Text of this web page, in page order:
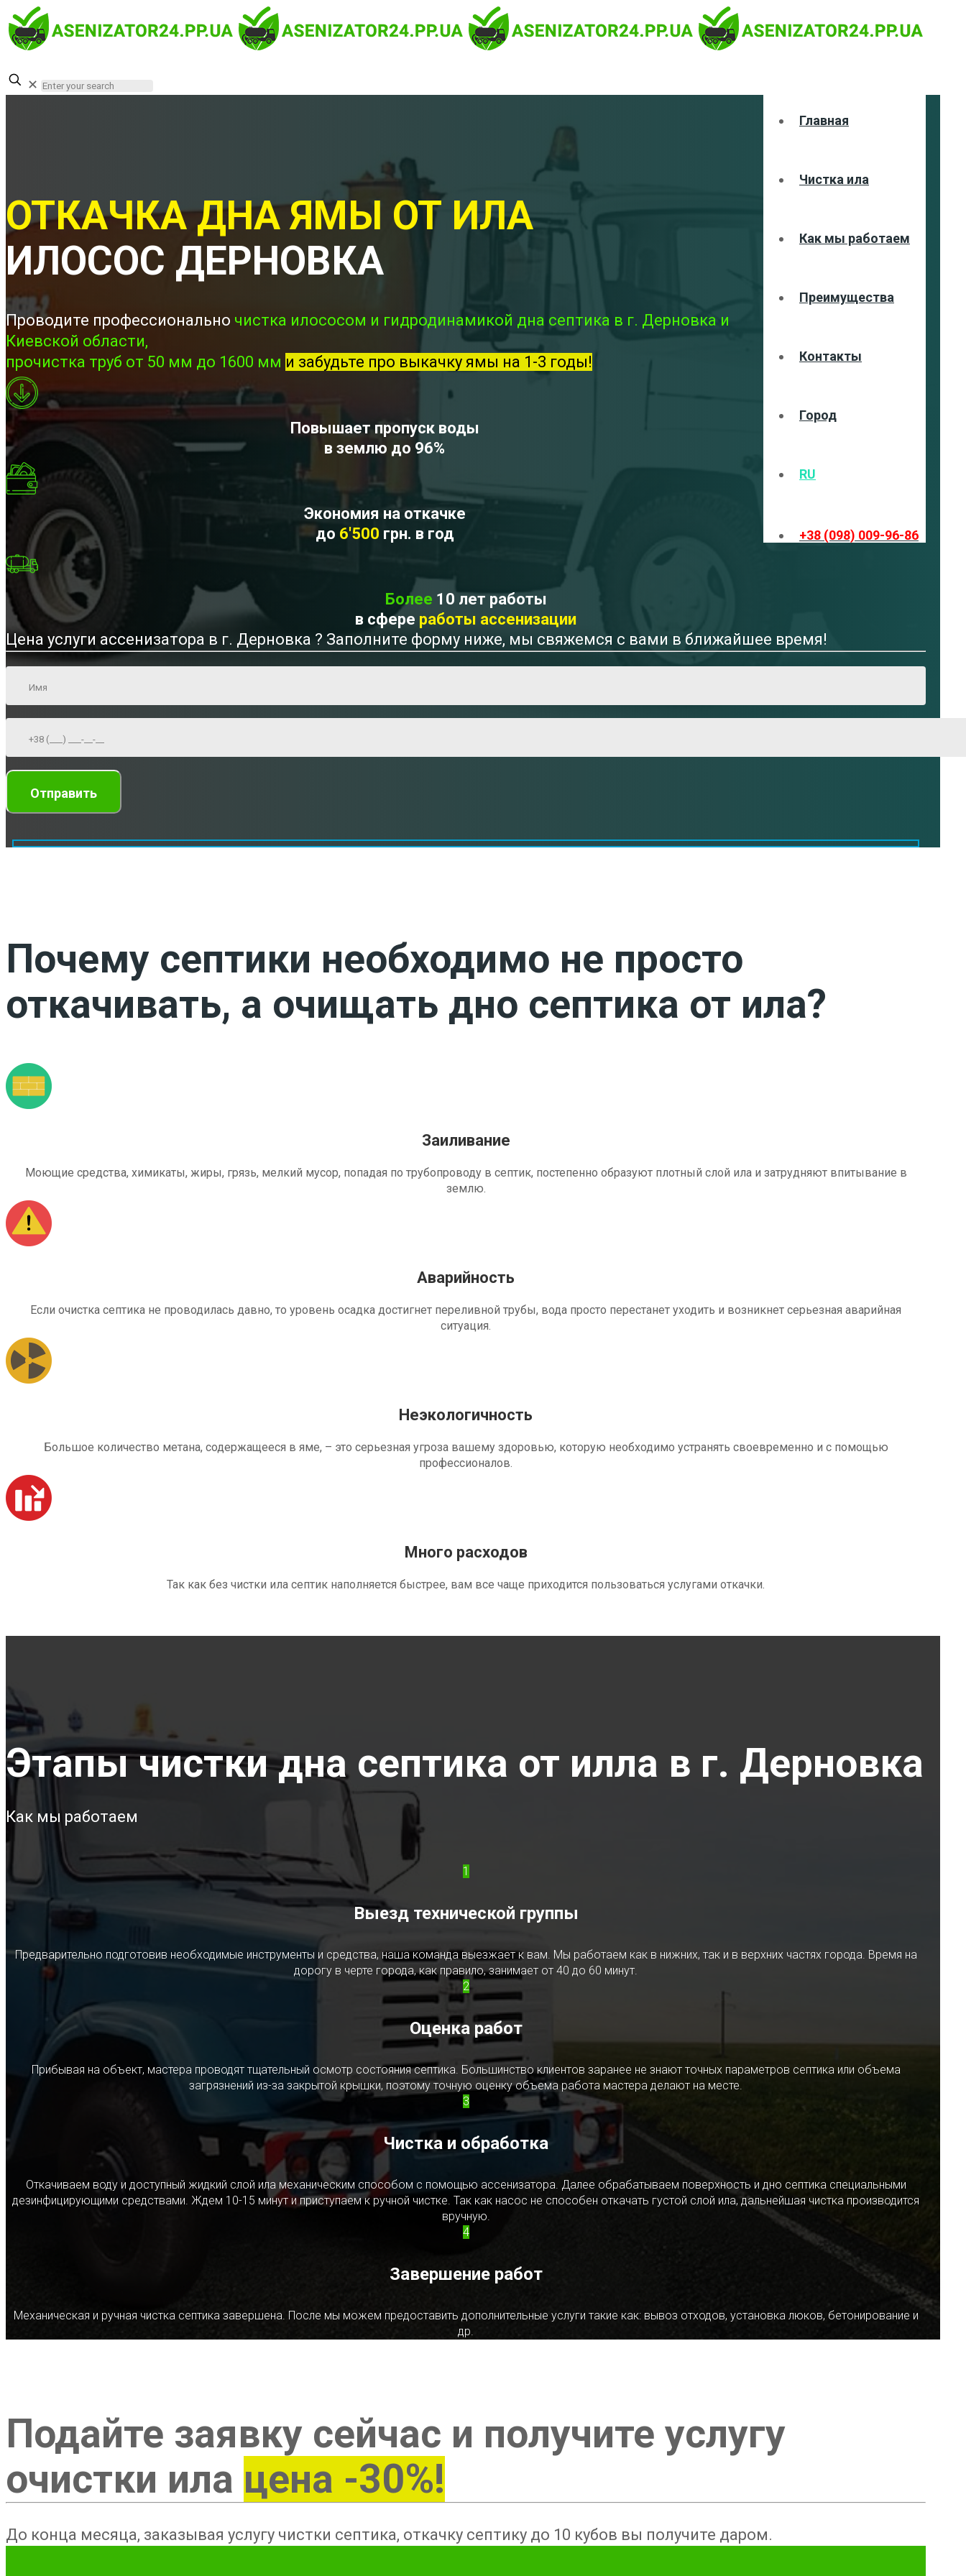
Главная
Чистка ила
Как мы работаем
Преимущества
Контакты
Город
RU
+38 (098) 009-96-86
✕
ОТКАЧКА ДНА ЯМЫ ОТ ИЛА
ИЛОСОС ДЕРНОВКА
Проводите профессионально чистка илососом и гидродинамикой дна септика в г. Дерновка и
Киевской области,
прочистка труб от 50 мм до 1600 мм и забудьте про выкачку ямы на 1-3 годы!
Повышает пропуск воды
в землю до 96%
Экономия на откачке
до 6'500 грн. в год
Более 10 лет работы
в сфере работы ассенизации
Цена услуги ассенизатора в г. Дерновка ? Заполните форму ниже, мы свяжемся с вами в ближайшее время!
Почему септики необходимо не просто
откачивать, а очищать дно септика от ила?
Заиливание
Моющие средства, химикаты, жиры, грязь, мелкий мусор, попадая по трубопроводу в септик, постепенно образуют плотный слой ила и затрудняют впитывание в
землю.
Аварийность
Если очистка септика не проводилась давно, то уровень осадка достигнет переливной трубы, вода просто перестанет уходить и возникнет серьезная аварийная
ситуация.
Неэкологичность
Большое количество метана, содержащееся в яме, – это серьезная угроза вашему здоровью, которую необходимо устранять своевременно и с помощью
профессионалов.
Много расходов
Так как без чистки ила септик наполняется быстрее, вам все чаще приходится пользоваться услугами откачки.
Этапы чистки дна септика от илла в г. Дерновка
Как мы работаем
1
Выезд технической группы
Предварительно подготовив необходимые инструменты и средства, наша команда выезжает к вам. Мы работаем как в нижних, так и в верхних частях города. Время на
дорогу в черте города, как правило, занимает от 40 до 60 минут.
2
Оценка работ
Прибывая на объект, мастера проводят тщательный осмотр состояния септика. Большинство клиентов заранее не знают точных параметров септика или объема
загрязнений из-за закрытой крышки, поэтому точную оценку объема работа мастера делают на месте.
3
Чистка и обработка
Откачиваем воду и доступный жидкий слой ила механическим способом с помощью ассенизатора. Далее обрабатываем поверхность и дно септика специальными
дезинфицирующими средствами. Ждем 10-15 минут и приступаем к ручной чистке. Так как насос не способен откачать густой слой ила, дальнейшая чистка производится
вручную.
4
Завершение работ
Механическая и ручная чистка септика завершена. После мы можем предоставить дополнительные услуги такие как: вывоз отходов, установка люков, бетонирование и
др.
Подайте заявку сейчас и получите услугу
очистки ила цена -30%!
До конца месяца, заказывая услугу чистки септика, откачку септику до 10 кубов вы получите даром.